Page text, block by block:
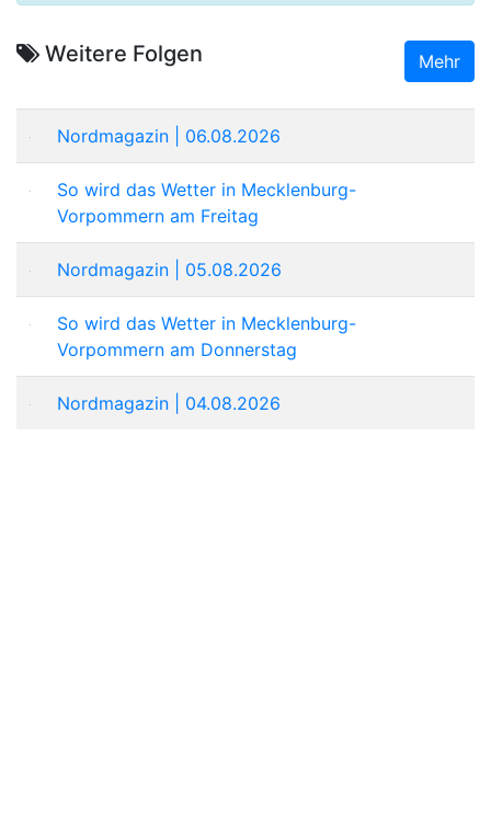
Weitere Folgen Mehr
Nordmagazin | 06.08.2026
So wird das Wetter in Mecklenburg-
Vorpommern am Freitag
Nordmagazin | 05.08.2026
So wird das Wetter in Mecklenburg-
Vorpommern am Donnerstag
Nordmagazin | 04.08.2026